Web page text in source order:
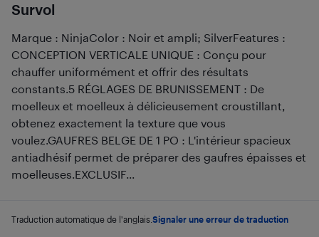
Survol
Marque : NinjaColor : Noir et ampli; SilverFeatures :
CONCEPTION VERTICALE UNIQUE : Conçu pour
chauffer uniformément et offrir des résultats
constants.5 RÉGLAGES DE BRUNISSEMENT : De
moelleux et moelleux à délicieusement croustillant,
obtenez exactement la texture que vous
voulez.GAUFRES BELGE DE 1 PO : L'intérieur spacieux
antiadhésif permet de préparer des gaufres épaisses et
moelleuses.EXCLUSIF...
Traduction automatique de l'anglais. Signaler une erreur de traduction